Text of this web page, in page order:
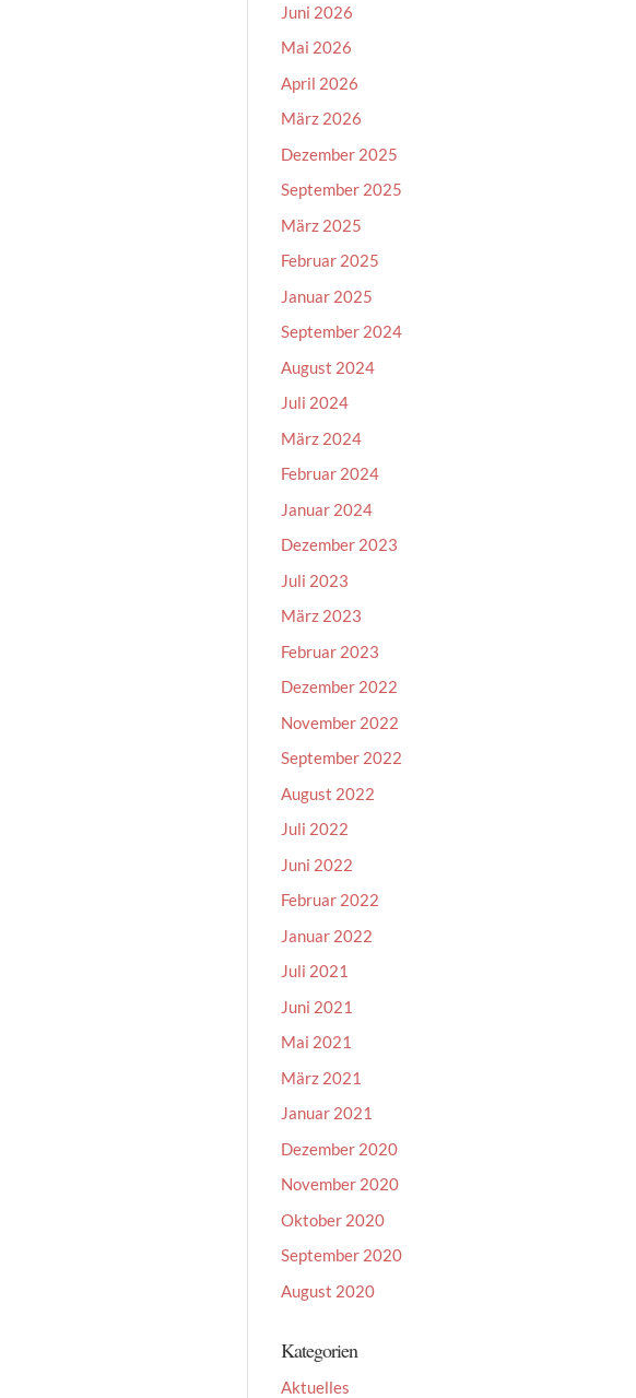
Juni 2026
Mai 2026
April 2026
März 2026
Dezember 2025
September 2025
März 2025
Februar 2025
Januar 2025
September 2024
August 2024
Juli 2024
März 2024
Februar 2024
Januar 2024
Dezember 2023
Juli 2023
März 2023
Februar 2023
Dezember 2022
November 2022
September 2022
August 2022
Juli 2022
Juni 2022
Februar 2022
Januar 2022
Juli 2021
Juni 2021
Mai 2021
März 2021
Januar 2021
Dezember 2020
November 2020
Oktober 2020
September 2020
August 2020
Kategorien
Aktuelles